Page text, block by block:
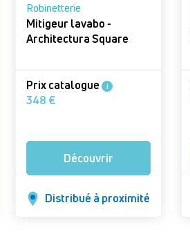
Robinetterie
Mitigeur lavabo -
Architectura Square
Prix catalogue i
348 €
Découvrir
Distribué à proximité